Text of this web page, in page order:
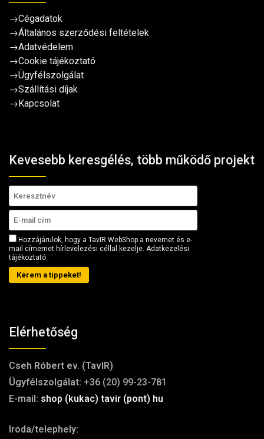
→Cégadatok
→Általános szerződési feltételek
→Adatvédelem
→Cookie tájékoztató
→Ügyfélszolgálat
→Szállítási díjak
→Kapcsolat
Kevesebb keresgélés, több működő projekt
Hozzájárulok, hogy a TavIR WebShop a nevemet és e-
mail címemet hírlevelezési céllal kezelje. Adatkezelési
tájékoztató
Kérem a tippeket!
Elérhetőség
Cseh Róbert ev. (TavIR)
Ügyfélszolgálat: +36 (20) 99-23-781
E-mail: shop (kukac) tavir (pont) hu
Iroda/telephely: